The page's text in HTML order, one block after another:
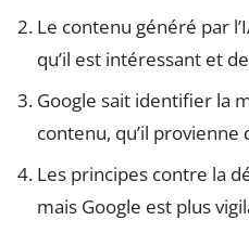
Le contenu généré par
qu’il est intéressant et
Google sait identifier la
contenu, qu’il provienne
Les principes contre la
mais Google est plus